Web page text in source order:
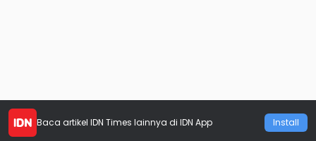
Baca artikel IDN Times lainnya di IDN App Install